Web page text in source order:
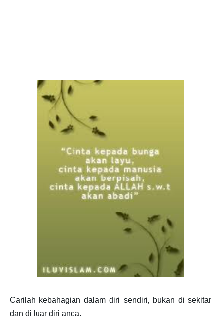
Carilah kebahagian dalam diri sendiri, bukan di sekitar
dan di luar diri anda.